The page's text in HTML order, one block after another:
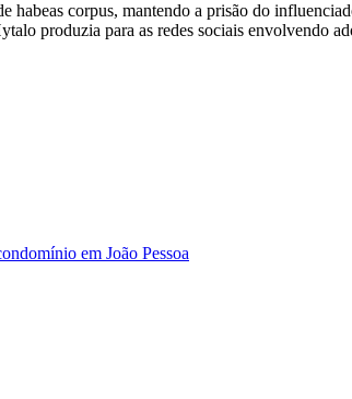
habeas corpus, mantendo a prisão do
produzia para as redes sociais envolvendo
em João Pessoa